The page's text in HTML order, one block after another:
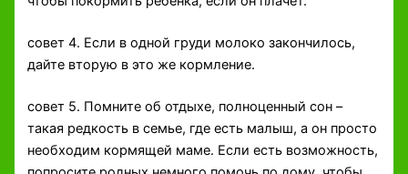
совет 4. Если в одной груди молоко закончилось,
дайте вторую в это же кормление.
совет 5. Помните об отдыхе, полноценный сон –
такая редкость в семье, где есть малыш, а он просто
необходим кормящей маме. Если есть возможность,